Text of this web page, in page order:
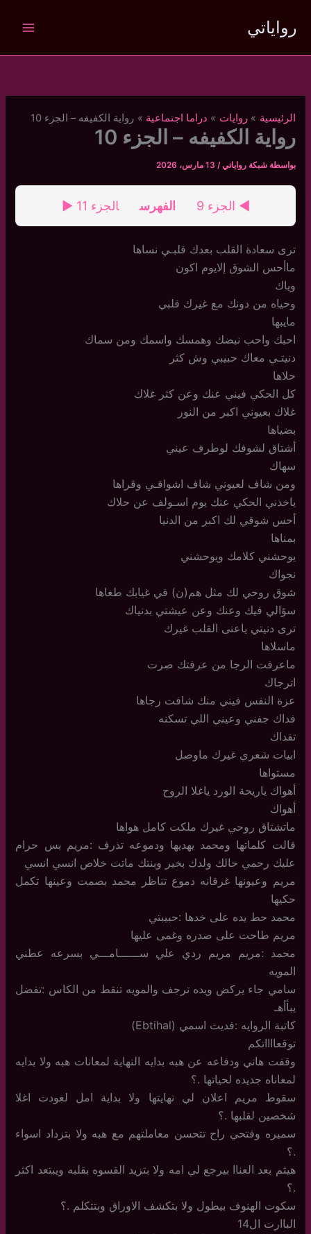
المحتوى
رواياتي
الرئيسية روايات دراما اجتماعية رواية الكفيفه – الجزء 10
رواية الكفيفه – الجزء 10
بواسطة شبكة رواياتي/ 13 مارس، 2026
◄ الجزء 9 الفهرس الجزء 11 ►
ترى سعادة القلب بعدك قلبـي نساها
ماأحس الشوق إلايوم اكون
وياك
وحياه من دونك مع غيرك قلبي
مايبها
احبك واحب نبضك وهمسك واسمك ومن سماك
دنيتـي معاك حبيبي وش كثر
حلاها
كل الحكي فيني عنك وعن كثر غلاك
غلاك بعيوني اكبر من النور
بضياها
أشتاق لشوفك لوطرف عيني
سهاك
ومن شاف لعيوني شاف اشواقـي وقراها
ياخذني الحكي عنك يوم اسـولف عن حلاك
أحس شوقي لك اكبر من الدنيا
بمناها
يوحشني كلامك ويوحشني
نجواك
شوق روحي لك مثل هم(ن) في غيابك طغاها
سؤالي فيك وعنك وعن عيشتي بدنياك
ترى دنيتي ياعنى القلب غيرك
ماسلاها
ماعرفت الرجا من عرفتك صرت
اترجاك
عزة النفس فيني منك شافت رجاها
فداك جفني وعيني اللي تسكنه
تفداك
ابيات شعري غيرك ماوصل
مستواها
أهواك ياريحة الورد ياغلا الروح
أهواك
ماتشتاق روحي غيرك ملكت كامل هواها
قالت كلماتها ومحمد يهديها ودموعه تذرف :مريم بس حرام
عليك رحمي حالك ولدك بخير وبنتك ماتت خلاص انسي انسي
مريم وعيونها غرقانه دموع تناظر محمد بصمت وعينها تكمل
حكيها
محمد حط يده على خدها :حبيبتي
مريم طاحت على صدره وغمى عليها
محمد :مريم مريم ردي علي ســــــامـــي بسرعه عطني
المويه
سامي جاء يركض ويده ترجف والمويه تنقط من الكاس :تفضل
يبأأهـ
كاتبة الروايه :فديت اسمي (Ebtihal)
توقعااااتكم
وقفت هاني ودفاعه عن هبه بدايه النهاية لمعانات هبه ولا بدايه
لمعاناه جديده لحياتها .؟
سقوط مريم اعلان لي نهايتها ولا بداية امل لعودت اغلا
شخصين لقلبها .؟
سميره وفتحي راح تتحسن معاملتهم مع هبه ولا بتزداد اسواء
.؟
هيثم بعد العناا بيرجع لي امه ولا بتزيد القسوه بقلبه ويبتعد اكثر
.؟
سكوت الهنوف بيطول ولا بتكشف الاوراق وبتتكلم .؟
الباارت ال14